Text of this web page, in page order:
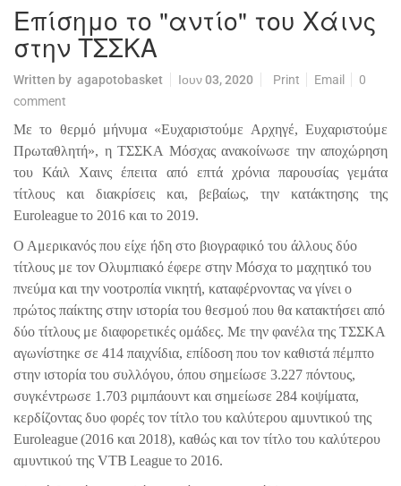
Επίσημο το "αντίο" του Χάινς
στην ΤΣΣΚΑ
Written by agapotobasket Ιουν 03, 2020 Print Email
0
comment
Με το θερμό μήνυμα «Ευχαριστούμε Αρχηγέ, Ευχαριστούμε
Πρωταθλητή», η ΤΣΣΚΑ Μόσχας ανακοίνωσε την αποχώρηση
του Κάιλ Χαινς έπειτα από επτά χρόνια παρουσίας γεμάτα
τίτλους και διακρίσεις και, βεβαίως, την κατάκτησης της
Euroleagueτο 2016 και το 2019.
Ο Αμερικανός που είχε ήδη στο βιογραφικό του άλλους δύο
τίτλους με τον Ολυμπιακό έφερε στην Μόσχα το μαχητικό του
πνεύμα και την νοοτροπία νικητή, καταφέρνοντας να γίνει ο
πρώτος παίκτης στην ιστορία του θεσμού που θα κατακτήσει από
δύο τίτλους με διαφορετικές ομάδες. Με την φανέλα της ΤΣΣΚΑ
αγωνίστηκε σε 414 παιχνίδια, επίδοση που τον καθιστά πέμπτο
στην ιστορία του συλλόγου, όπου σημείωσε 3.227 πόντους,
συγκέντρωσε 1.703 ριμπάουντ και σημείωσε 284 κοψίματα,
κερδίζοντας δυο φορές τον τίτλο του καλύτερου αμυντικού της
Euroleague(2016 και 2018), καθώς και τον τίτλο του καλύτερου
αμυντικού της VTB Leagueτο 2016.